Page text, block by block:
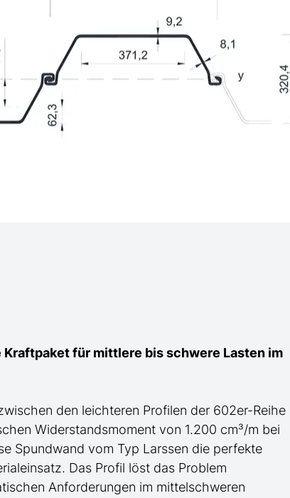
für mittlere bis schwere Lasten im
den leichteren Profilen der 602er-Reihe
Widerstandsmoment von 1.200 cm³/m bei
Spundwand vom Typ Larssen die perfekte
Das Profil löst das Problem
Anforderungen im mittelschweren